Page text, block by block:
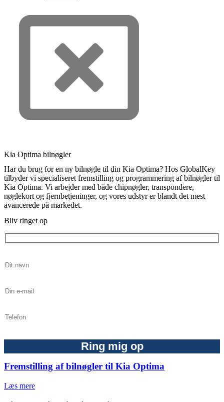
Kia Optima bilnøgler
Har du brug for en ny bilnøgle til din Kia Optima? Hos GlobalKey
tilbyder vi specialiseret fremstilling og programmering af bilnøgler til
Kia Optima. Vi arbejder med både chipnøgler, transpondere,
nøglekort og fjernbetjeninger, og vores udstyr er blandt det mest
avancerede på markedet.
Bliv ringet op
Fremstilling af bilnøgler til Kia Optima
Læs mere